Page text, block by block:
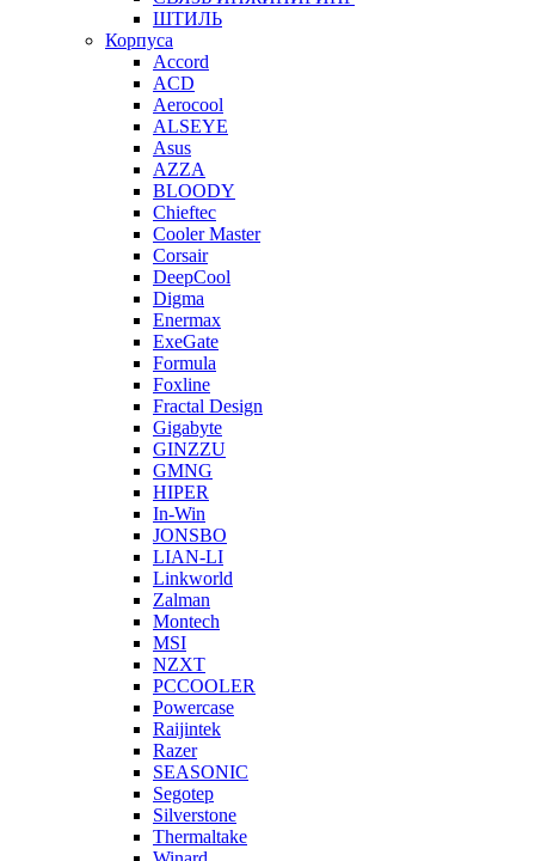
ШТИЛЬ
Корпуса
Accord
ACD
Aerocool
ALSEYE
Asus
AZZA
BLOODY
Chieftec
Cooler Master
Corsair
DeepCool
Digma
Enermax
ExeGate
Formula
Foxline
Fractal Design
Gigabyte
GINZZU
GMNG
HIPER
In-Win
JONSBO
LIAN-LI
Linkworld
Zalman
Montech
MSI
NZXT
PCCOOLER
Powercase
Raijintek
Razer
SEASONIC
Segotep
Silverstone
Thermaltake